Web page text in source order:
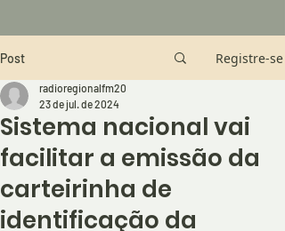
Post Registre-se
Sistema nacional vai
facilitar a emissão da
carteirinha de
identificação da
radioregionalfm20
23 de jul. de 2024